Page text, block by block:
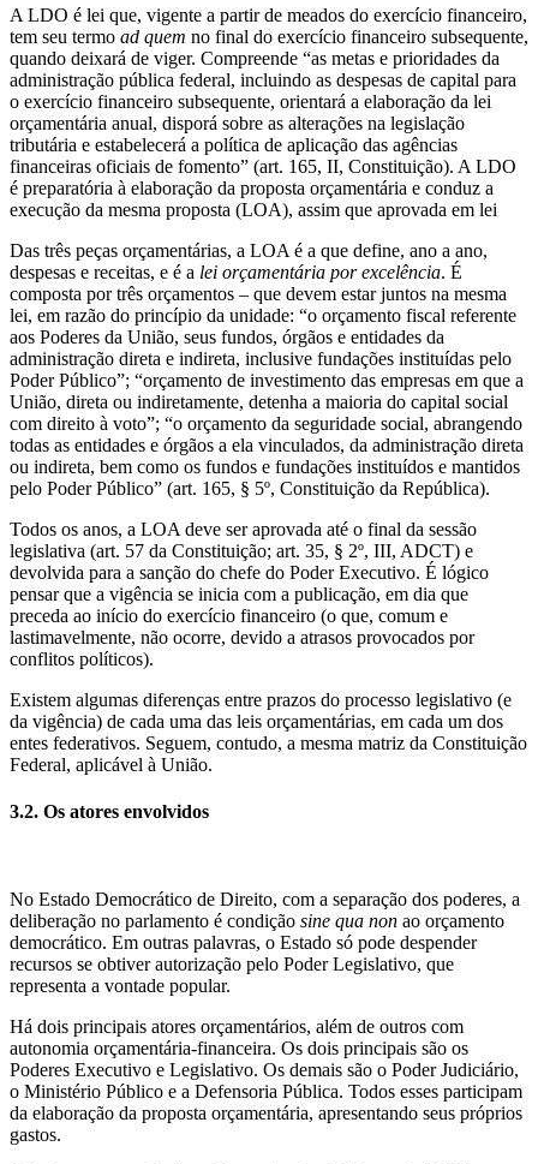
A LDO é lei que, vigente a partir de meados do exercício financeiro,
tem seu termo ad quem no final do exercício financeiro subsequente,
quando deixará de viger. Compreende “as metas e prioridades da
administração pública federal, incluindo as despesas de capital para
o exercício financeiro subsequente, orientará a elaboração da lei
orçamentária anual, disporá sobre as alterações na legislação
tributária e estabelecerá a política de aplicação das agências
financeiras oficiais de fomento” (art. 165, II, Constituição). A LDO
é preparatória à elaboração da proposta orçamentária e conduz a
execução da mesma proposta (LOA), assim que aprovada em lei
Das três peças orçamentárias, a LOA é a que define, ano a ano,
despesas e receitas, e é a lei orçamentária por excelência. É
composta por três orçamentos – que devem estar juntos na mesma
lei, em razão do princípio da unidade: “o orçamento fiscal referente
aos Poderes da União, seus fundos, órgãos e entidades da
administração direta e indireta, inclusive fundações instituídas pelo
Poder Público”; “orçamento de investimento das empresas em que a
União, direta ou indiretamente, detenha a maioria do capital social
com direito à voto”; “o orçamento da seguridade social, abrangendo
todas as entidades e órgãos a ela vinculados, da administração direta
ou indireta, bem como os fundos e fundações instituídos e mantidos
pelo Poder Público” (art. 165, § 5º, Constituição da República).
Todos os anos, a LOA deve ser aprovada até o final da sessão
legislativa (art. 57 da Constituição; art. 35, § 2º, III, ADCT) e
devolvida para a sanção do chefe do Poder Executivo. É lógico
pensar que a vigência se inicia com a publicação, em dia que
preceda ao início do exercício financeiro (o que, comum e
lastimavelmente, não ocorre, devido a atrasos provocados por
conflitos políticos).
Existem algumas diferenças entre prazos do processo legislativo (e
da vigência) de cada uma das leis orçamentárias, em cada um dos
entes federativos. Seguem, contudo, a mesma matriz da Constituição
Federal, aplicável à União.
3.2. Os atores envolvidos
No Estado Democrático de Direito, com a separação dos poderes, a
deliberação no parlamento é condição sine qua non ao orçamento
democrático. Em outras palavras, o Estado só pode despender
recursos se obtiver autorização pelo Poder Legislativo, que
representa a vontade popular.
Há dois principais atores orçamentários, além de outros com
autonomia orçamentária-financeira. Os dois principais são os
Poderes Executivo e Legislativo. Os demais são o Poder Judiciário,
o Ministério Público e a Defensoria Pública. Todos esses participam
da elaboração da proposta orçamentária, apresentando seus próprios
gastos.